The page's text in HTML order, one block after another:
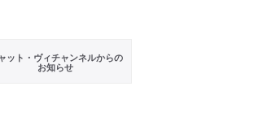
ット・ヴィチャンネルからの
お知らせ